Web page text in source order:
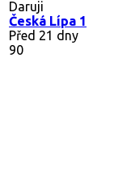
Daruji
Česká Lípa 1
Před 21 dny
90